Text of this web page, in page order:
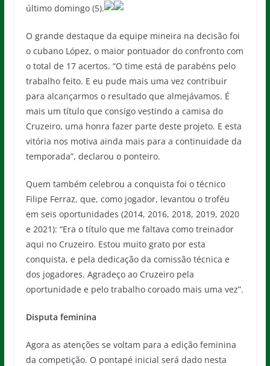
último domingo (5).
O grande destaque da equipe mineira na decisão foi
o cubano López, o maior pontuador do confronto com
o total de 17 acertos. “O time está de parabéns pelo
trabalho feito. E eu pude mais uma vez contribuir
para alcançarmos o resultado que almejávamos. É
mais um título que consigo vestindo a camisa do
Cruzeiro, uma honra fazer parte deste projeto. E esta
vitória nos motiva ainda mais para a continuidade da
temporada”, declarou o ponteiro.
Quem também celebrou a conquista foi o técnico
Filipe Ferraz, que, como jogador, levantou o troféu
em seis oportunidades (2014, 2016, 2018, 2019, 2020
e 2021): “Era o título que me faltava como treinador
aqui no Cruzeiro. Estou muito grato por esta
conquista, e pela dedicação da comissão técnica e
dos jogadores. Agradeço ao Cruzeiro pela
oportunidade e pelo trabalho coroado mais uma vez”.
Disputa feminina
Agora as atenções se voltam para a edição feminina
da competição. O pontapé inicial será dado nesta